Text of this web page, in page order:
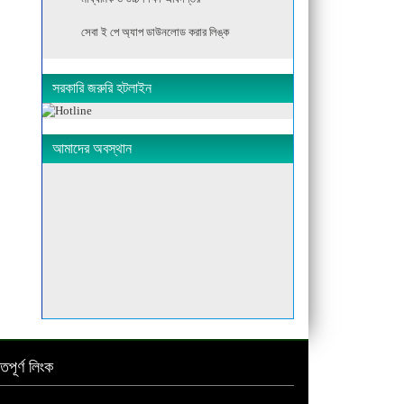
সেবা ই পে অ্যাপ ডাউনলোড করার লিঙ্ক
সরকারি জরুরি হটলাইন
আমাদের অবস্থান
লিংক